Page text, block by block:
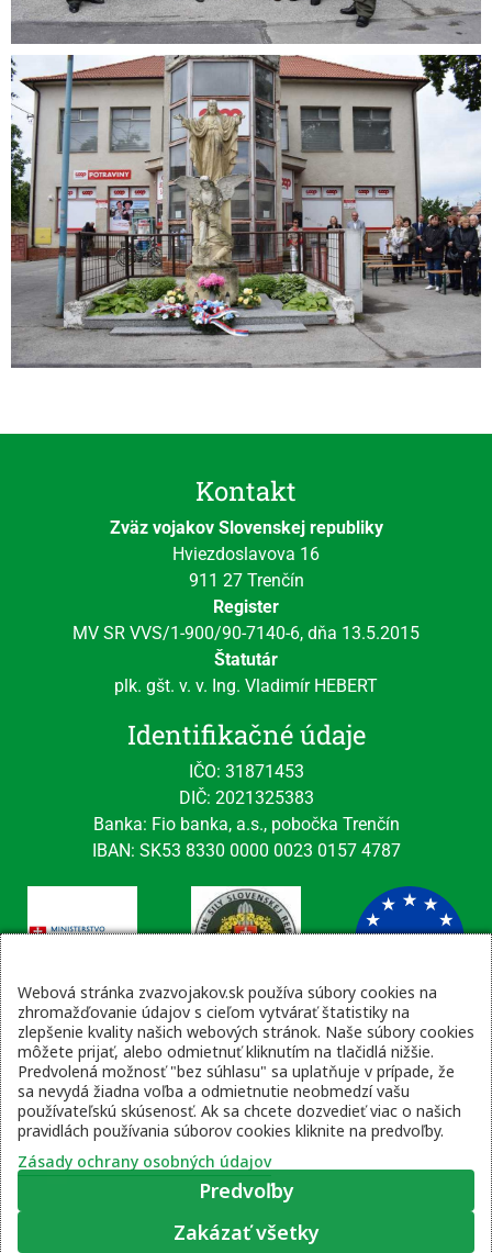
Kontakt
Zväz vojakov Slovenskej republiky
Hviezdoslavova 16
911 27 Trenčín
Register
MV SR VVS/1-900/90-7140-6, dňa 13.5.2015
Štatutár
plk. gšt. v. v. Ing. Vladimír HEBERT
Identifikačné údaje
IČO: 31871453
DIČ: 2021325383
Banka: Fio banka, a.s., pobočka Trenčín
IBAN: SK53 8330 0000 0023 0157 4787
Kontaktné údaje
email: tajomnik@zvsr.sk
telefón: 0908535335
vojenská linka: 0960 333 818
Webová stránka zvazvojakov.sk používa súbory cookies na
zhromažďovanie údajov s cieľom vytvárať štatistiky na
zlepšenie kvality našich webových stránok. Naše súbory cookies
môžete prijať, alebo odmietnuť kliknutím na tlačidlá nižšie.
Predvolená možnosť "bez súhlasu" sa uplatňuje v prípade, že
sa nevydá žiadna voľba a odmietnutie neobmedzí vašu
používateľskú skúsenosť. Ak sa chcete dozvedieť viac o našich
pravidlách používania súborov cookies kliknite na predvoľby.
Zásady ochrany osobných údajov
Predvoľby
Zakázať všetky